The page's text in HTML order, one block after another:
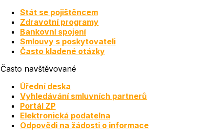
Stát se pojištěncem
Zdravotní programy
Bankovní spojení
Smlouvy s poskytovateli
Často kladené otázky
Často navštěvované
Úřední deska
Vyhledávání smluvních partnerů
Portál ZP
Elektronická podatelna
Odpovědi na žádosti o informace